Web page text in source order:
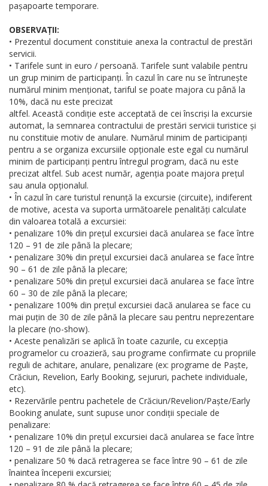
pașapoarte temporare.
OBSERVAȚII:
• Prezentul document constituie anexa la contractul de prestări
servicii.
• Tarifele sunt in euro / persoană. Tarifele sunt valabile pentru
un grup minim de participanți. În cazul în care nu se întrunește
numărul minim menționat, tariful se poate majora cu până la
10%, dacă nu este precizat
altfel. Această condiție este acceptată de cei înscriși la excursie
automat, la semnarea contractului de prestări servicii turistice și
nu constituie motiv de anulare. Numărul minim de participanți
pentru a se organiza excursiile opționale este egal cu numărul
minim de participanți pentru întregul program, dacă nu este
precizat altfel. Sub acest număr, agenția poate majora prețul
sau anula opționalul.
• În cazul în care turistul renunță la excursie (circuite), indiferent
de motive, acesta va suporta următoarele penalități calculate
din valoarea totală a excursiei:
• penalizare 10% din prețul excursiei dacă anularea se face între
120 – 91 de zile până la plecare;
• penalizare 30% din prețul excursiei dacă anularea se face între
90 – 61 de zile până la plecare;
• penalizare 50% din prețul excursiei dacă anularea se face între
60 – 30 de zile până la plecare;
• penalizare 100% din prețul excursiei dacă anularea se face cu
mai puțin de 30 de zile până la plecare sau pentru neprezentare
la plecare (no-show).
• Aceste penalizări se aplică în toate cazurile, cu excepția
programelor cu croazieră, sau programe confirmate cu propriile
reguli de achitare, anulare, penalizare (ex: programe de Paște,
Crăciun, Revelion, Early Booking, sejururi, pachete individuale,
etc).
• Rezervările pentru pachetele de Crăciun/Revelion/Paște/Early
Booking anulate, sunt supuse unor condiții speciale de
penalizare:
• penalizare 10% din prețul excursiei dacă anularea se face între
120 – 91 de zile până la plecare;
• penalizare 50 % dacă retragerea se face între 90 – 61 de zile
înaintea începerii excursiei;